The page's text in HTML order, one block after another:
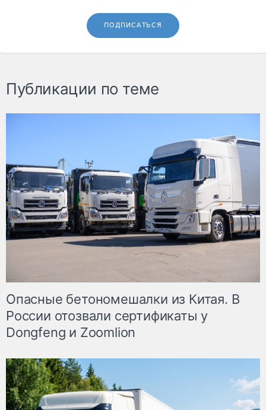
ПОДПИСАТЬСЯ
Публикации по теме
Опасные бетономешалки из Китая. В
России отозвали сертификаты у
Dongfeng и Zoomlion